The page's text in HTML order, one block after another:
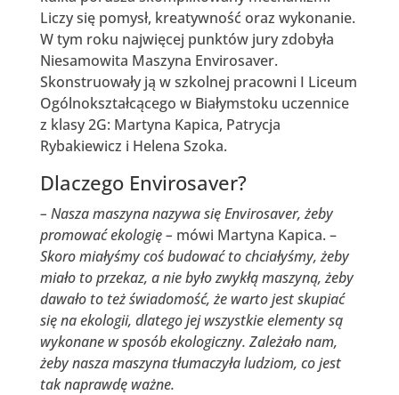
Liczy się pomysł, kreatywność oraz wykonanie.
W tym roku najwięcej punktów jury zdobyła
Niesamowita Maszyna Envirosaver.
Skonstruowały ją w szkolnej pracowni I Liceum
Ogólnokształcącego w Białymstoku uczennice
z klasy 2G: Martyna Kapica, Patrycja
Rybakiewicz i Helena Szoka.
Dlaczego Envirosaver?
– Nasza maszyna nazywa się Envirosaver, żeby
promować ekologię – mówi Martyna Kapica. –
Skoro miałyśmy coś budować to chciałyśmy, żeby
miało to przekaz, a nie było zwykłą maszyną, żeby
dawało to też świadomość, że warto jest skupiać
się na ekologii, dlatego jej wszystkie elementy są
wykonane w sposób ekologiczny. Zależało nam,
żeby nasza maszyna tłumaczyła ludziom, co jest
tak naprawdę ważne.